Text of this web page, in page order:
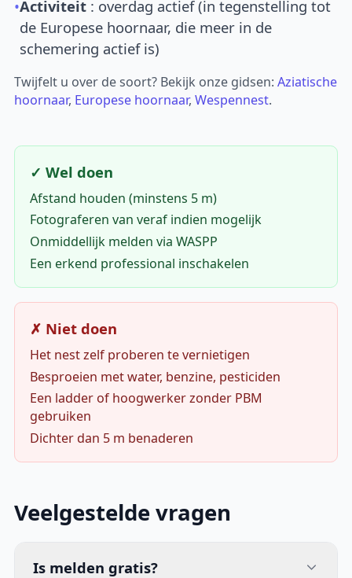
•Activiteit : overdag actief (in tegenstelling tot
de Europese hoornaar, die meer in de
schemering actief is)
Twijfelt u over de soort? Bekijk onze gidsen:Aziatische
hoornaar, Europese hoornaar,Wespennest.
✓ Wel doen
Afstand houden (minstens 5 m)
Fotograferen van veraf indien mogelijk
Onmiddellijk melden via WASPP
Een erkend professional inschakelen
✗ Niet doen
Het nest zelf proberen te vernietigen
Besproeien met water, benzine, pesticiden
Een ladder of hoogwerker zonder PBM
gebruiken
Dichter dan 5 m benaderen
Veelgestelde vragen
Is melden gratis?